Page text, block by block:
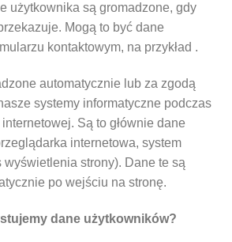
użytkownika są gromadzone, gdy
Mogą to być dane
kontaktowym, na przykład .
automatycznie lub za zgodą
systemy informatyczne podczas
Są to głównie dane
internetowa, system
strony). Dane te są
po wejściu na stronę.
dane użytkowników?